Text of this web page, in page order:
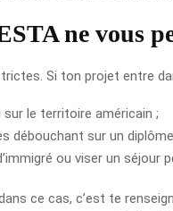
ne vous
Si ton projet entre
sur le territoire américain ;
débouchant sur un
ou viser un séjour
ce cas, c’est te